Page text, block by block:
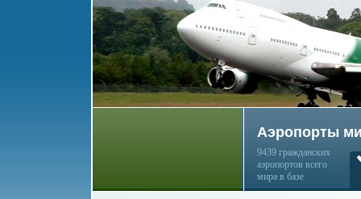
Аэропорты
9439 гражданских
аэропортов всего
мира в базе